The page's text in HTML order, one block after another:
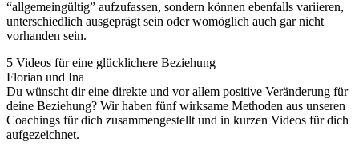
“allgemeingültig” aufzufassen, sondern können ebenfalls variieren,
unterschiedlich ausgeprägt sein oder womöglich auch gar nicht
vorhanden sein.
5 Videos für eine glücklichere Beziehung
Florian und Ina
Du wünscht dir eine direkte und vor allem positive Veränderung für
deine Beziehung? Wir haben fünf wirksame Methoden aus unseren
Coachings für dich zusammengestellt und in kurzen Videos für dich
aufgezeichnet.